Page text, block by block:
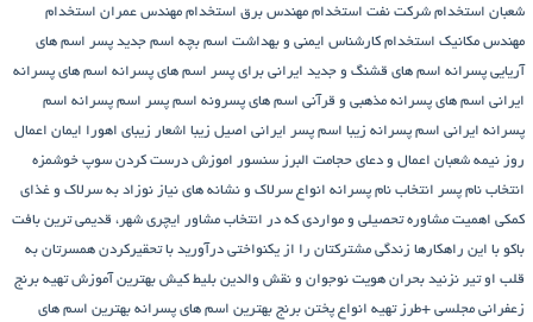
شعبان استخدام شرکت نفت استخدام مهندس برق استخدام مهندس عمران استخدام
مهندس مکانیک استخدام کارشناس ایمنی و بهداشت اسم بچه اسم جدید پسر اسم های
آریایی پسرانه اسم های قشنگ و جدید ایرانی برای پسر اسم های پسرانه اسم های پسرانه
ایرانی اسم های پسرانه مذهبی و قرآنی اسم های پسرونه اسم پسر اسم پسرانه اسم
پسرانه ایرانی اسم پسرانه زیبا اسم پسر ایرانی اصیل زیبا اشعار زیبای اهورا ایمان اعمال
روز نیمه شعبان اعمال و دعای حجامت البرز سنسور اموزش درست کردن سوپ خوشمزه
انتخاب نام پسر انتخاب نام پسرانه انواع سرلاک و نشانه های نیاز نوزاد به سرلاک و غذای
کمکی اهمیت مشاوره تحصیلی و مواردی که در انتخاب مشاور ایچری شهر، قدیمی ترین بافت
باکو با این راهکارها زندگی مشترکتان را از یکنواختی درآورید با تحقیرکردن همسرتان به
قلب او تیر نزنید بحران هویت نوجوان و نقش والدین بلیط کیش بهترین آموزش تهیه برنج
زعفرانی مجلسی +طرز تهیه انواع پختن برنج بهترین اسم های پسرانه بهترین اسم های